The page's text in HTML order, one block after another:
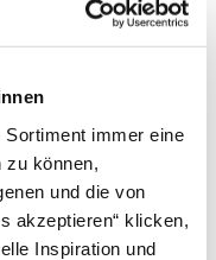
immer eine
können,
und die von
akzeptieren“ klicken,
Inspiration und
Spitzenbody
-
ORANGE